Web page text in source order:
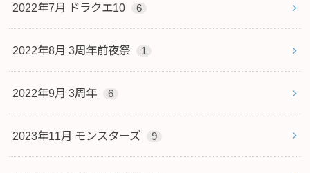
2022年7月 ドラクエ10 6
2022年8月 3周年前夜祭 1
2022年9月 3周年 6
2023年11月 モンスターズ 9